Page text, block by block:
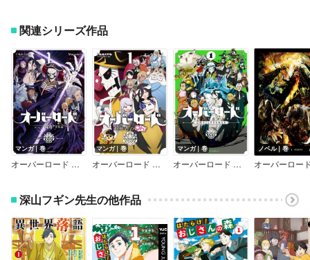
関連シリーズ作品
マンガ｜巻
オーバーロード ＜新＞世界編
マンガ｜巻
オーバーロード 不死者のOh！
マンガ｜巻
オーバーロード 公式コミックアラカルト
ノベル｜巻
オーバーロー
深山フギン先生の他作品